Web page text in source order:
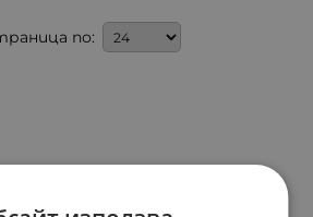
по: